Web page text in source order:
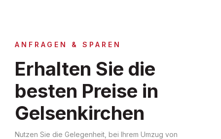
ANFRAGEN & SPAREN
Erhalten Sie die
besten Preise in
Gelsenkirchen
Nutzen Sie die Gelegenheit, bei Ihrem Umzug von